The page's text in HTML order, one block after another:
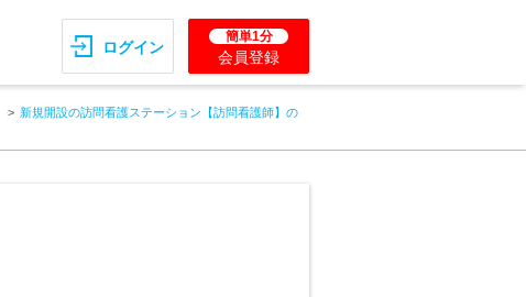
ログイン
簡単1分
会員登録
新規開設の訪問看護ステーション【訪問看護師】の